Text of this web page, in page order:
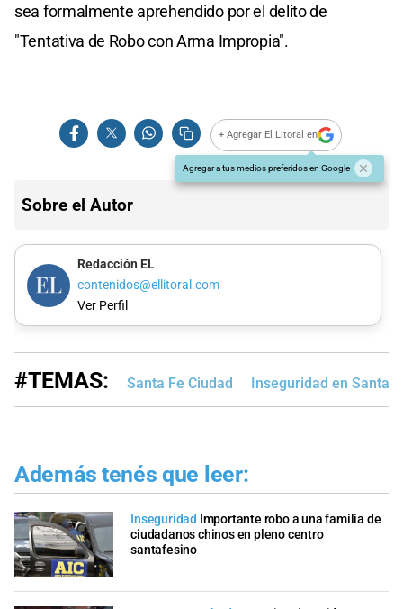
sea formalmente aprehendido por el delito de
"Tentativa de Robo con Arma Impropia".
+ Agregar El Litoral en
Agregar a tus medios preferidos en Google
Sobre el Autor
Redacción EL
contenidos@ellitoral.com
Ver Perfil
#TEMAS: Santa Fe Ciudad Inseguridad en Santa
Además tenés que leer:
Inseguridad Importante robo a una familia de
ciudadanos chinos en pleno centro
santafesino